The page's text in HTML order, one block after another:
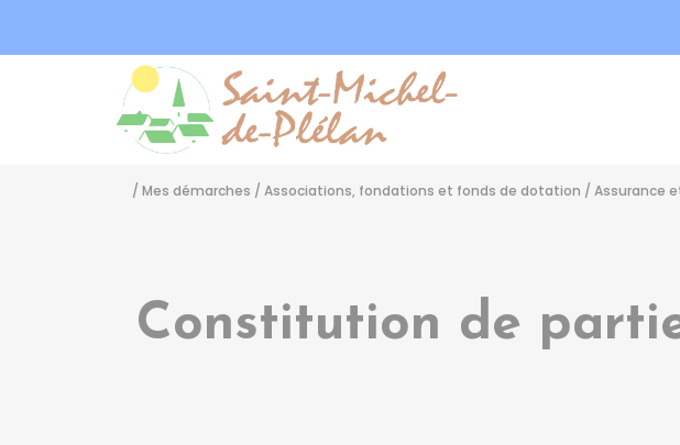
/ Mes démarches / Associations, fondations et fonds de dotation / Assurance
Constitution de